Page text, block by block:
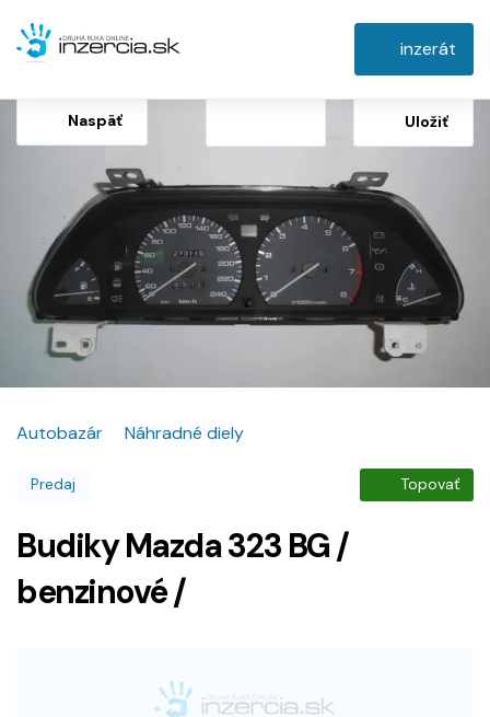
inzerát
Naspäť Uložiť
Autobazár Náhradné diely
Predaj Topovať
Budiky Mazda 323 BG /
benzinové /